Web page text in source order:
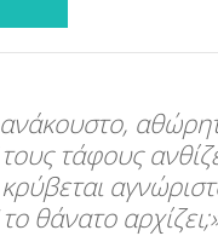
ανάκουστο,
τάφους
θάνατο